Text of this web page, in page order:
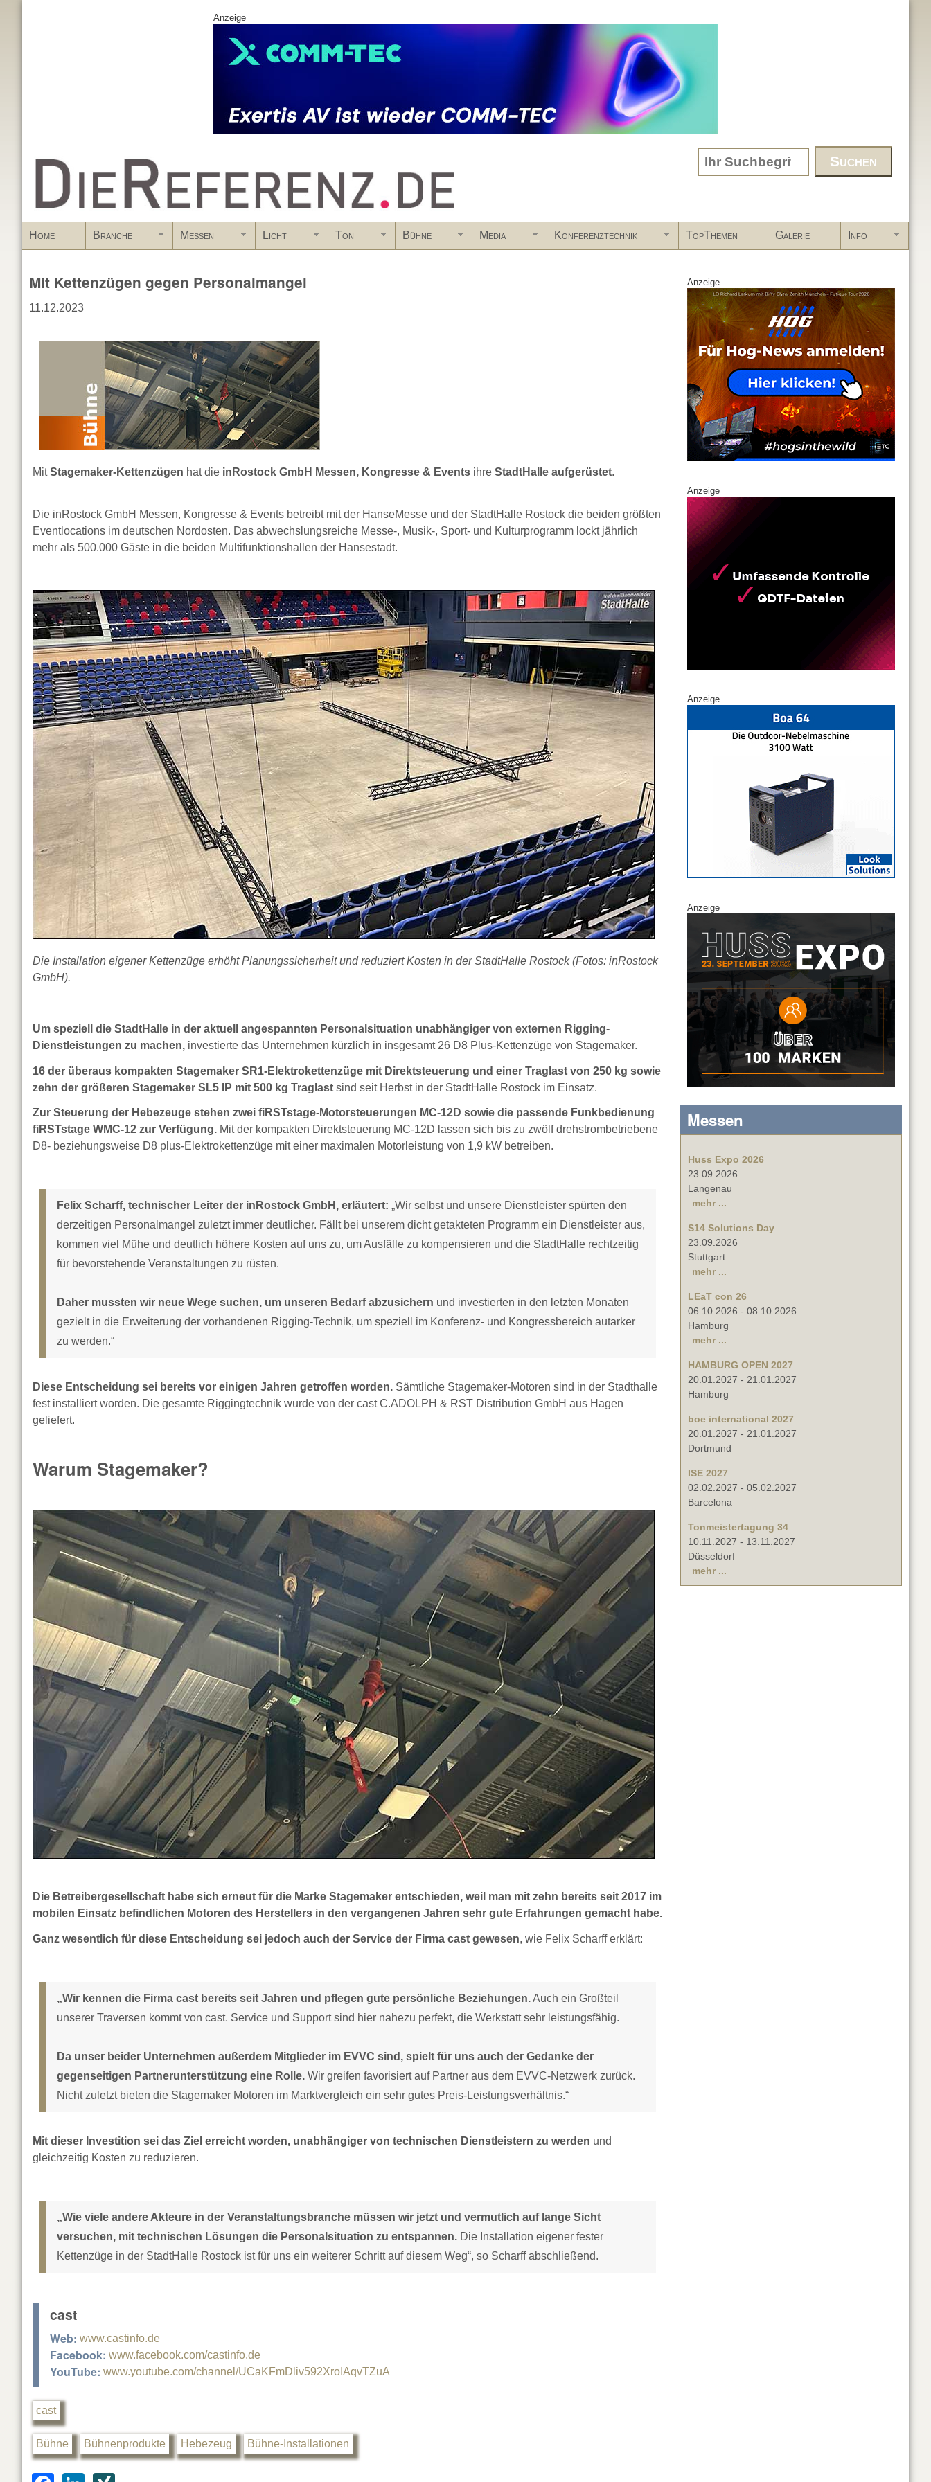
Anzeige
www.DieReferenz.de Search form
Home Branche Messen Licht Ton Bühne Media Konferenztechnik TopThemen Galerie Info
Mit Kettenzügen gegen Personalmangel
11.12.2023
MitStagemaker-Kettenzügen hat die inRostock GmbH Messen, Kongresse & Events ihre StadtHalle aufgerüstet.
Die inRostock GmbH Messen, Kongresse & Events betreibt mit der HanseMesse und der StadtHalle Rostock die beiden größten
Eventlocations im deutschen Nordosten. Das abwechslungsreiche Messe-, Musik-, Sport- und Kulturprogramm lockt jährlich
mehr als 500.000 Gäste in die beiden Multifunktionshallen der Hansestadt.
Die Installation eigener Kettenzüge erhöht Planungssicherheit und reduziert Kosten in der StadtHalle Rostock (Fotos: inRostock
GmbH).
Um speziell die StadtHalle in der aktuell angespannten Personalsituation unabhängiger von externen Rigging-
Dienstleistungen zu machen, investierte das Unternehmen kürzlich in insgesamt 26 D8 Plus-Kettenzüge von Stagemaker.
16 der überaus kompakten Stagemaker SR1-Elektrokettenzüge mit Direktsteuerung und einer Traglast von 250 kg sowie
zehn der größeren Stagemaker SL5 IP mit 500 kg Traglast sind seit Herbst in der StadtHalle Rostock im Einsatz.
Zur Steuerung der Hebezeuge stehen zwei fiRSTstage-Motorsteuerungen MC-12D sowie die passende Funkbedienung
fiRSTstage WMC-12 zur Verfügung. Mit der kompakten Direktsteuerung MC-12D lassen sich bis zu zwölf drehstrombetriebene
D8- beziehungsweise D8 plus-Elektrokettenzüge mit einer maximalen Motorleistung von 1,9 kW betreiben.
Felix Scharff, technischer Leiter der inRostock GmbH, erläutert: „Wir selbst und unsere Dienstleister spürten den
derzeitigen Personalmangel zuletzt immer deutlicher. Fällt bei unserem dicht getakteten Programm ein Dienstleister aus,
kommen viel Mühe und deutlich höhere Kosten auf uns zu, um Ausfälle zu kompensieren und die StadtHalle rechtzeitig
für bevorstehende Veranstaltungen zu rüsten.
Daher mussten wir neue Wege suchen, um unseren Bedarf abzusichern und investierten in den letzten Monaten
gezielt in die Erweiterung der vorhandenen Rigging-Technik, um speziell im Konferenz- und Kongressbereich autarker
zu werden.“
Diese Entscheidung sei bereits vor einigen Jahren getroffen worden. Sämtliche Stagemaker-Motoren sind in der Stadthalle
fest installiert worden. Die gesamte Riggingtechnik wurde von der cast C.ADOLPH & RST Distribution GmbH aus Hagen
geliefert.
Warum Stagemaker?
Die Betreibergesellschaft habe sich erneut für die Marke Stagemaker entschieden, weil man mit zehn bereits seit 2017 im
mobilen Einsatz befindlichen Motoren des Herstellers in den vergangenen Jahren sehr gute Erfahrungen gemacht habe.
Ganz wesentlich für diese Entscheidung sei jedoch auch der Service der Firma cast gewesen, wie Felix Scharff erklärt:
„Wir kennen die Firma cast bereits seit Jahren und pflegen gute persönliche Beziehungen.Auch ein Großteil
unserer Traversen kommt von cast. Service und Support sind hier nahezu perfekt, die Werkstatt sehr leistungsfähig.
Da unser beider Unternehmen außerdem Mitglieder im EVVC sind, spielt für uns auch der Gedanke der
gegenseitigen Partnerunterstützung eine Rolle. Wir greifen favorisiert auf Partner aus dem EVVC-Netzwerk zurück.
Nicht zuletzt bieten die Stagemaker Motoren im Marktvergleich ein sehr gutes Preis-Leistungsverhältnis.“
Mit dieser Investition sei das Ziel erreicht worden, unabhängiger von technischen Dienstleistern zu werden und
gleichzeitig Kosten zu reduzieren.
„Wie viele andere Akteure in der Veranstaltungsbranche müssen wir jetzt und vermutlich auf lange Sicht
versuchen, mit technischen Lösungen die Personalsituation zu entspannen. Die Installation eigener fester
Kettenzüge in der StadtHalle Rostock ist für uns ein weiterer Schritt auf diesem Weg“, so Scharff abschließend.
cast
Web: www.castinfo.de
Facebook: www.facebook.com/castinfo.de
YouTube: www.youtube.com/channel/UCaKFmDliv592XroIAqvTZuA
cast
Bühne Bühnenprodukte Hebezeug Bühne-Installationen
Anzeige
Anzeige
Anzeige
Anzeige
Messen
Huss Expo 2026
23.09.2026
Langenau
mehr ...
S14 Solutions Day
23.09.2026
Stuttgart
mehr ...
LEaT con 26
06.10.2026 - 08.10.2026
Hamburg
mehr ...
HAMBURG OPEN 2027
20.01.2027 - 21.01.2027
Hamburg
boe international 2027
20.01.2027 - 21.01.2027
Dortmund
ISE 2027
02.02.2027 - 05.02.2027
Barcelona
Tonmeistertagung 34
10.11.2027 - 13.11.2027
Düsseldorf
mehr ...